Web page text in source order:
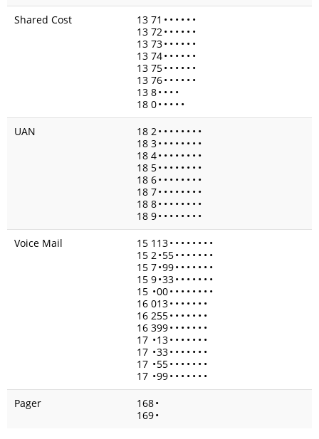
Shared Cost
13 71 • • • • • •
13 72• • • • • •
13 73• • • • • •
13 74• • • • • •
13 75• • • • • •
13 76• • • • • •
13 8• • • •
18 0• • • • •
UAN
18 2• • • • • • • •
18 3• • • • • • • •
18 4• • • • • • • •
18 5• • • • • • • •
18 6• • • • • • • •
18 7• • • • • • • •
18 8• • • • • • • •
18 9• • • • • • • •
Voice Mail
15 113• • • • • • • •
15 2•55• • • • • • •
15 7•99• • • • • • •
15 9•33• • • • • • •
15 •00• • • • • • • •
16 013• • • • • • •
16 255• • • • • • •
16 399• • • • • • •
17 •13• • • • • • •
17 •33• • • • • • •
17 •55• • • • • • •
17 •99• • • • • • •
Pager
168•
169•